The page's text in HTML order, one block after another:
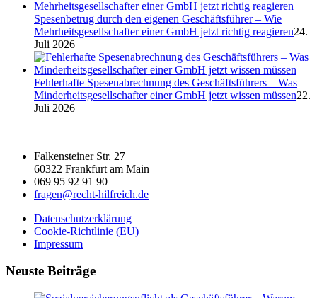
Spesenbetrug durch den eigenen Geschäftsführer – Wie
Mehrheitsgesellschafter einer GmbH jetzt richtig reagieren24.
Juli 2026
Fehlerhafte Spesenabrechnung des Geschäftsführers – Was
Minderheitsgesellschafter einer GmbH jetzt wissen müssen22.
Juli 2026
Falkensteiner Str. 27
60322 Frankfurt am Main
069 95 92 91 90
fragen@recht-hilfreich.de
Datenschutzerklärung
Cookie-Richtlinie (EU)
Impressum
Neuste Beiträge